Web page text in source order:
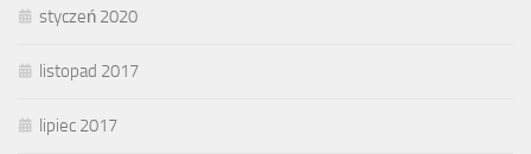
styczeń 2020
listopad 2017
lipiec 2017